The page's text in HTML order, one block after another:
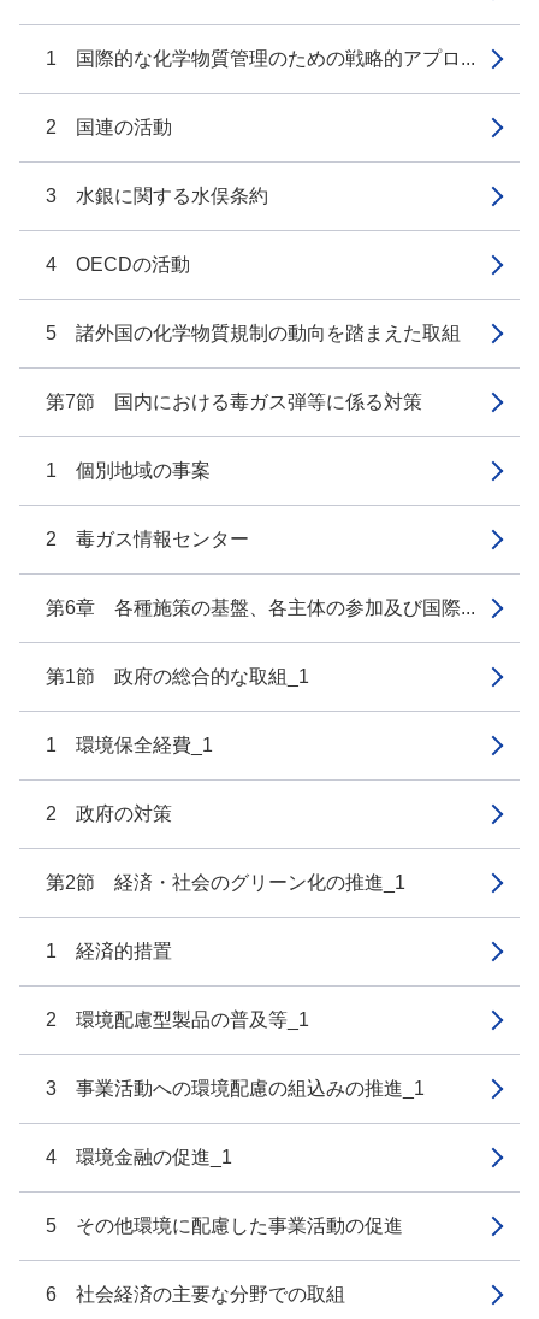
1 国際的な化学物質管理のための戦略的アプロ...
2 国連の活動
3 水銀に関する水俣条約
4 OECDの活動
5 諸外国の化学物質規制の動向を踏まえた取組
第7節 国内における毒ガス弾等に係る対策
1 個別地域の事案
2 毒ガス情報センター
第6章 各種施策の基盤、各主体の参加及び国際...
第1節 政府の総合的な取組_1
1 環境保全経費_1
2 政府の対策
第2節 経済・社会のグリーン化の推進_1
1 経済的措置
2 環境配慮型製品の普及等_1
3 事業活動への環境配慮の組込みの推進_1
4 環境金融の促進_1
5 その他環境に配慮した事業活動の促進
6 社会経済の主要な分野での取組